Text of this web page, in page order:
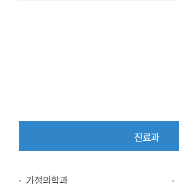
진료과
진가정의학과